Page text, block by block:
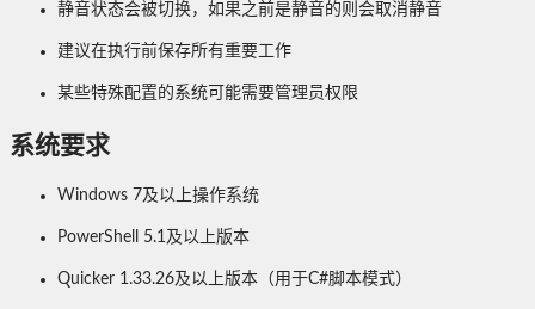
静音状态会被切换，如果之前是静音的则会取消静音
建议在执行前保存所有重要工作
某些特殊配置的系统可能需要管理员权限
系统要求
Windows 7及以上操作系统
PowerShell 5.1及以上版本
Quicker 1.33.26及以上版本（用于C#脚本模式）